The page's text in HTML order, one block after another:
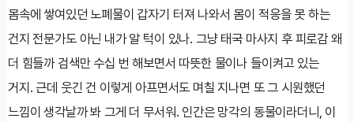
몸속에 쌓여있던 노폐물이 갑자기 터져 나와서 몸이 적응을 못 하는
건지 전문가도 아닌 내가 알 턱이 있나. 그냥 태국 마사지 후 피로감 왜
더 힘들까 검색만 수십 번 해보면서 따뜻한 물이나 들이켜고 있는
거지. 근데 웃긴 건 이렇게 아프면서도 며칠 지나면 또 그 시원했던
느낌이 생각날까 봐 그게 더 무서워. 인간은 망각의 동물이라더니, 이